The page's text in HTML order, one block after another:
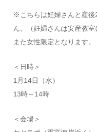
※こちらは妊婦さんと産後
ん。（妊婦さんは安産教室
また女性限定となります。
＜日時＞
1月14日（水）
13時～14時
＜会場＞